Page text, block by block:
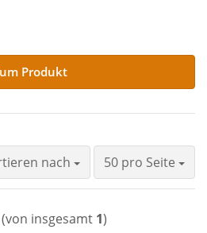
Produkt
nach
nach 50 pro Seite
pro Seite
(von insgesamt 1)